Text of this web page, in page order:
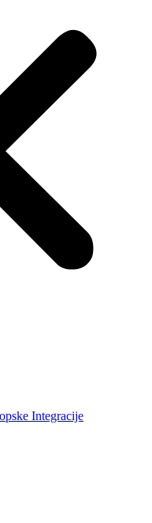
Integracije